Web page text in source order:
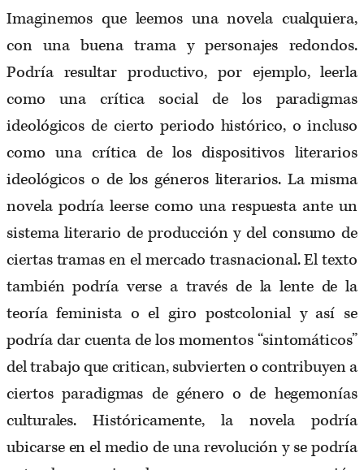
Imaginemos que leemos una novela cualquiera,
con una buena trama y personajes redondos.
Podría resultar productivo, por ejemplo, leerla
como una crítica social de los paradigmas
ideológicos de cierto periodo histórico, o incluso
como una crítica de los dispositivos literarios
ideológicos o de los géneros literarios. La misma
novela podría leerse como una respuesta ante un
sistema literario de producción y del consumo de
ciertas tramas en el mercado trasnacional. El texto
también podría verse a través de la lente de la
teoría feminista o el giro postcolonial y así se
podría dar cuenta de los momentos “sintomáticos”
del trabajo que critican, subvierten o contribuyen a
ciertos paradigmas de género o de hegemonías
culturales. Históricamente, la novela podría
ubicarse en el medio de una revolución y se podría